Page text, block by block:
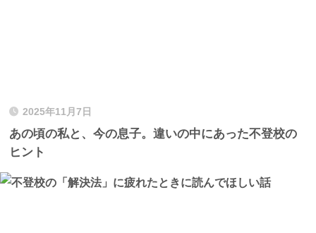
2025年11月7日
あの頃の私と、今の息子。違いの中にあった不登校の
ヒント